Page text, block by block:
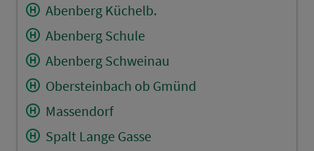
Abenberg Küchelb.
Abenberg Schule
Abenberg Schweinau
Obersteinbach ob Gmünd
Massendorf
Spalt Lange Gasse